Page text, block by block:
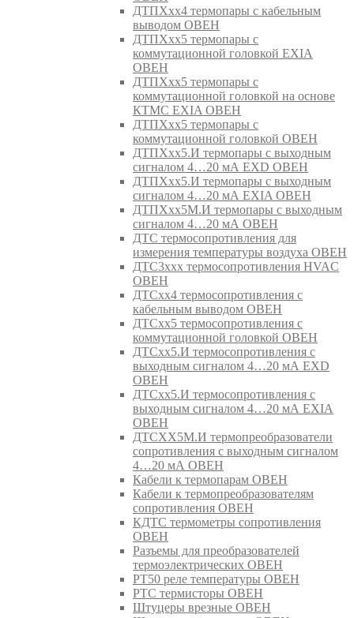
ДТПХхх4 термопары с кабельным
выводом ОВЕН
ДТПХхх5 термопары с
коммутационной головкой EXIA
ОВЕН
ДТПХхх5 термопары с
коммутационной головкой на основе
КТМС EXIA ОВЕН
ДТПХхх5 термопары с
коммутационной головкой ОВЕН
ДТПХхх5.И термопары с выходным
сигналом 4…20 мА EXD ОВЕН
ДТПХхх5.И термопары с выходным
сигналом 4…20 мА EXIA ОВЕН
ДТПХхх5М.И термопары с выходным
сигналом 4…20 мА ОВЕН
ДТС термосопротивления для
измерения температуры воздуха ОВЕН
ДТС3ххх термосопротивления HVAC
ОВЕН
ДТСхх4 термосопротивления с
кабельным выводом ОВЕН
ДТСхх5 термосопротивления с
коммутационной головкой ОВЕН
ДТСхх5.И термосопротивления с
выходным сигналом 4…20 мА EXD
ОВЕН
ДТСхх5.И термосопротивления с
выходным сигналом 4…20 мА EXIA
ОВЕН
ДТСХХ5М.И термопреобразователи
сопротивления с выходным сигналом
4…20 мА ОВЕН
Кабели к термопарам ОВЕН
Кабели к термопреобразователям
сопротивления ОВЕН
КДТС термометры сопротивления
ОВЕН
Разъемы для преобразователей
термоэлектрических ОВЕН
РТ50 реле температуры ОВЕН
РТС термисторы ОВЕН
Штуцеры врезные ОВЕН